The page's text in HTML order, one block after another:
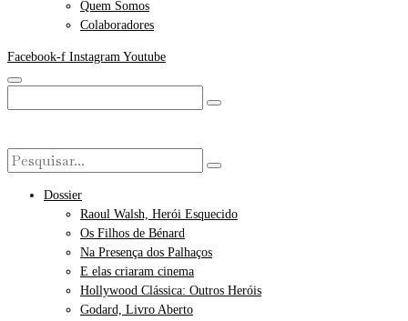
Quem Somos
Colaboradores
Facebook-f Instagram Youtube
Dossier
Raoul Walsh, Herói Esquecido
Os Filhos de Bénard
Na Presença dos Palhaços
E elas criaram cinema
Hollywood Clássica: Outros Heróis
Godard, Livro Aberto